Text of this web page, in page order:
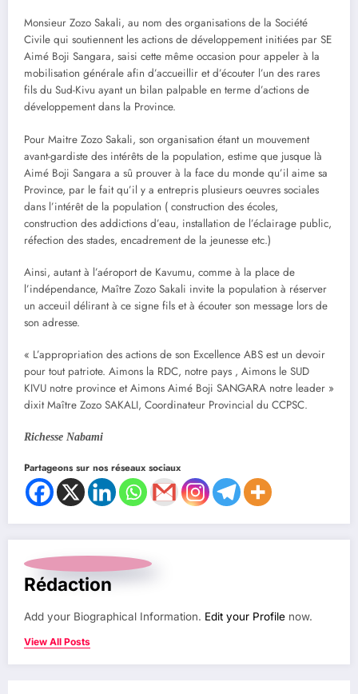
Monsieur Zozo Sakali, au nom des organisations de la Société
Civile qui soutiennent les actions de développement initiées par SE
Aimé Boji Sangara, saisi cette même occasion pour appeler à la
mobilisation générale afin d’accueillir et d’écouter l’un des rares
fils du Sud-Kivu ayant un bilan palpable en terme d’actions de
développement dans la Province.
Pour Maitre Zozo Sakali, son organisation étant un mouvement
avant-gardiste des intérêts de la population, estime que jusque là
Aimé Boji Sangara a sû prouver à la face du monde qu’il aime sa
Province, par le fait qu’il y a entrepris plusieurs oeuvres sociales
dans l’intérêt de la population ( construction des écoles,
construction des addictions d’eau, installation de l’éclairage public,
réfection des stades, encadrement de la jeunesse etc.)
Ainsi, autant à l’aéroport de Kavumu, comme à la place de
l’indépendance, Maître Zozo Sakali invite la population à réserver
un acceuil délirant à ce signe fils et à écouter son message lors de
son adresse.
« L’appropriation des actions de son Excellence ABS est un devoir
pour tout patriote. Aimons la RDC, notre pays , Aimons le SUD
KIVU notre province et Aimons Aimé Boji SANGARA notre leader »
dixit Maître Zozo SAKALI, Coordinateur Provincial du CCPSC.
Richesse Nabami
Partageons sur nos réseaux sociaux
Rédaction
Add your Biographical Information. Edit your Profile now.
View All Posts